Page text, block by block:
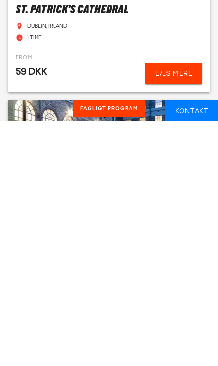
ST. PATRICK'S CATHEDRAL
DUBLIN, IRLAND
1 TIME
FROM
59 DKK LÆS MERE
FAGLIGT PROGRAM KONTAKT